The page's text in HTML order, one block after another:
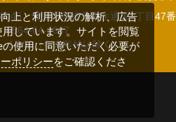
愛知県岡崎市康生通東2丁目47
64-1637
（年末年始は除く）
上と利用状況の解析、広告
しています。サイトを閲覧
使用に同意いただく必要が
ポリシー をご確認くださ